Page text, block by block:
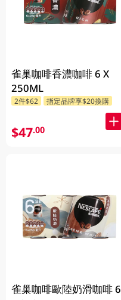
雀巢咖啡香濃咖啡 6 X
250ML
2件$62 指定品牌享$20換購
$47.00
雀巢咖啡歐陸奶滑咖啡 6